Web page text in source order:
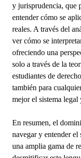
y jurisprudencia, que
entender cómo se
reales. A través del
ver cómo se
ofreciendo una
solo a través de la
estudiantes de
también para
mejor el sistema legal
En resumen, el
navegar y entender el
una amplia gama de